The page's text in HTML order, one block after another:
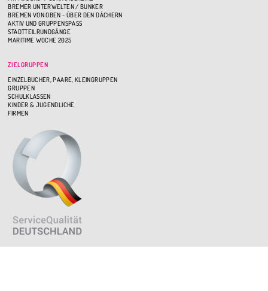
BREMER UNTERWELTEN / BUNKER
BREMEN VON OBEN - ÜBER DEN DÄCHERN
AKTIV UND GRUPPENSPASS
STADTTEILRUNDGÄNGE
MARITIME WOCHE 2025
ZIELGRUPPEN
EINZELBUCHER, PAARE, KLEINGRUPPEN
GRUPPEN
SCHULKLASSEN
KINDER & JUGENDLICHE
FIRMEN